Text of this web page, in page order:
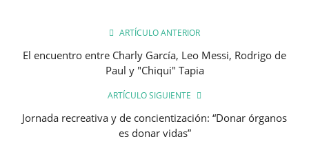
ARTÍCULO ANTERIOR
El encuentro entre Charly García, Leo Messi, Rodrigo de
Paul y "Chiqui" Tapia
ARTÍCULO SIGUIENTE
Jornada recreativa y de concientización: “Donar órganos
es donar vidas”